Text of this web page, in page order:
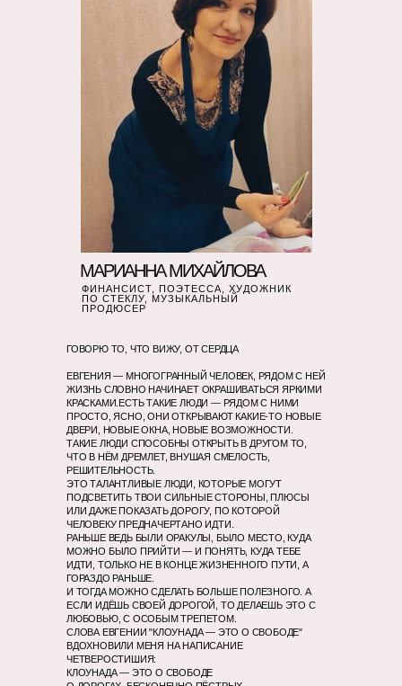
ГОВОРЮ ТО, ЧТО ВИЖУ, ОТ СЕРДЦА
ЕВГЕНИЯ — МНОГОГРАННЫЙ ЧЕЛОВЕК, РЯДОМ С НЕЙ
ЖИЗНЬ СЛОВНО НАЧИНАЕТ ОКРАШИВАТЬСЯ ЯРКИМИ
КРАСКАМИ.ЕСТЬ ТАКИЕ ЛЮДИ — РЯДОМ С НИМИ
ПРОСТО, ЯСНО, ОНИ ОТКРЫВАЮТ КАКИЕ-ТО НОВЫЕ
ДВЕРИ, НОВЫЕ ОКНА, НОВЫЕ ВОЗМОЖНОСТИ.
ТАКИЕ ЛЮДИ СПОСОБНЫ ОТКРЫТЬ В ДРУГОМ ТО,
ЧТО В НЁМ ДРЕМЛЕТ, ВНУШАЯ СМЕЛОСТЬ,
РЕШИТЕЛЬНОСТЬ.
ЭТО ТАЛАНТЛИВЫЕ ЛЮДИ, КОТОРЫЕ МОГУТ
ПОДСВЕТИТЬ ТВОИ СИЛЬНЫЕ СТОРОНЫ, ПЛЮСЫ
ИЛИ ДАЖЕ ПОКАЗАТЬ ДОРОГУ, ПО КОТОРОЙ
ЧЕЛОВЕКУ ПРЕДНAЧЕРТАНО ИДТИ.
РАНЬШЕ ВЕДЬ БЫЛИ ОРАКУЛЫ, БЫЛО МЕСТО, КУДА
МОЖНО БЫЛО ПРИЙТИ — И ПОНЯТЬ, КУДА ТЕБЕ
ИДТИ, ТОЛЬКО НЕ В КОНЦЕ ЖИЗНЕННОГО ПУТИ, А
ГОРАЗДО РАНЬШЕ.
И ТОГДА МОЖНО СДЕЛАТЬ БОЛЬШЕ ПОЛЕЗНОГО. А
ЕСЛИ ИДЁШЬ СВОЕЙ ДОРОГОЙ, ТО ДЕЛАЕШЬ ЭТО С
ЛЮБОВЬЮ, С ОСОБЫМ ТРЕПЕТОМ.
СЛОВА ЕВГЕНИИ "КЛОУНАДА — ЭТО О СВОБОДЕ"
ВДОХНОВИЛИ МЕНЯ НА НАПИСАНИЕ
ЧЕТВЕРОСТИШИЯ:
КЛОУНАДА — ЭТО О СВОБОДЕ
ФИНАНСИСТ, ПОЭТЕССА, ХУДОЖНИК
ПО СТЕКЛУ, МУЗЫКАЛЬНЫЙ
ПРОДЮСЕР
МАРИАННА МИХАЙЛОВА